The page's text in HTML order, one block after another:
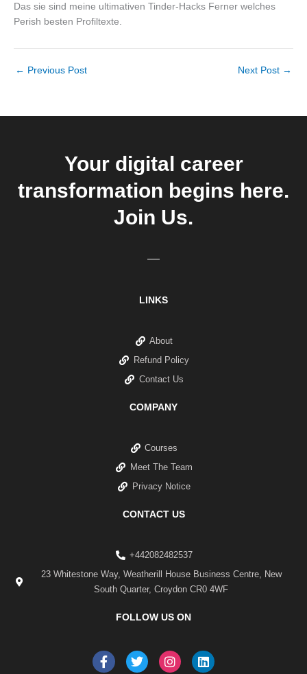
Das sie sind meine ultimativen Tinder-Hacks Ferner welches
Perish besten Profiltexte.
← Previous Post Next Post →
Your digital career
transformation begins here.
Join Us.
LINKS
About
Refund Policy
Contact Us
COMPANY
Courses
Meet The Team
Privacy Notice
CONTACT US
+442082482537
23 Whitestone Way, Weatherill House Business Centre, New
South Quarter, Croydon CR0 4WF
FOLLOW US ON
F
a
T
w
I
n
L
i